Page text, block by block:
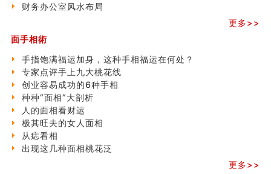
這樣風水的房子別�
玄空本义(六)
额相与命运
风水先生林琅仙的传说
从痣看相
姓名陰陽配置的凶吉
六爻測住宅風水 (四)
玄空本义 (五)
财务办公室风水布局
精选1500个五行属木的字
玄空本义 (四)
财务办公室风水布局
更多>>
面手相術
手指饱满福运加身，这种手相福运在何处？
专家点评手上九大桃花线
创业容易成功的6种手相
种种“面相”大剖析
人的面相看财运
极其旺夫的女人面相
从痣看相
出现这几种面相桃花泛
更多>>